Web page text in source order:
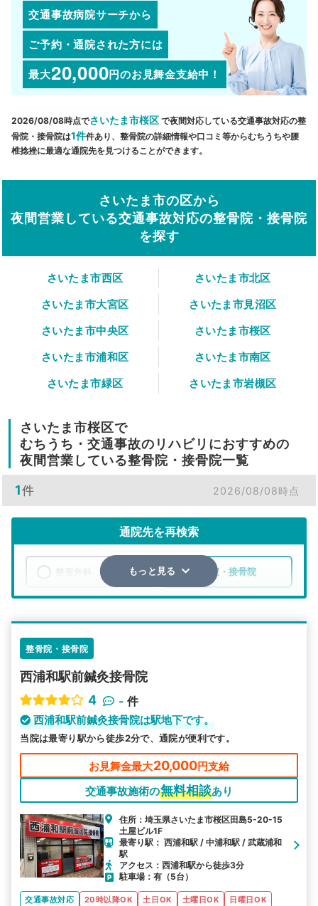
交通事故病院サーチから
ご予約・通院された方には
最大20,000円のお見舞金支給中！
2026/08/08時点でさいたま市桜区 で夜間対応している交通事故対応の整
骨院・接骨院は1件件あり、整骨院の詳細情報や口コミ等からむちうちや腰
椎捻挫に最適な通院先を見つけることができます。
さいたま市の区から
夜間営業している交通事故対応の整骨院・接骨院
を探す
さいたま市西区
さいたま市北区
さいたま市大宮区
さいたま市見沼区
さいたま市中央区
さいたま市桜区
さいたま市浦和区
さいたま市南区
さいたま市緑区
さいたま市岩槻区
さいたま市桜区で
むちうち・交通事故のリハビリにおすすめの
夜間営業している整骨院・接骨院一覧
1件 2026/08/08時点
通院先を再検索
整骨院・接骨院
詳細条件で絞り込む
その他の検索方法
駅から探す 院名から探す
もっと見る
整骨院・接骨院
西浦和駅前鍼灸接骨院
4
- 件
西浦和駅前鍼灸接骨院は駅地下です。
当院は最寄り駅から徒歩2分で、通院が便利です。
お見舞金最大20,000円支給
交通事故施術の無料相談あり
住所：埼玉県さいたま市桜区田島5-20-15
土屋ビル1F
最寄り駅： 西浦和駅 / 中浦和駅 / 武蔵浦和
駅
アクセス：西浦和駅から徒歩3分
駐車場：有（5台）
交通事故対応 20時以降OK 土日OK 土曜日OK
日曜日OK